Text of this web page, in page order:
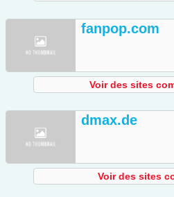
fanpop.com
Voir des sites
dmax.de
Voir des sites